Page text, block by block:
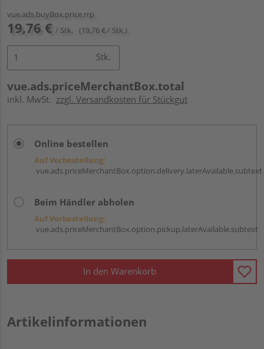
vue.ads.buyBox.price.rrp
19,76 € / Stk. (19,76 € / Stk.)
Stk.
vue.ads.priceMerchantBox.total
inkl. MwSt. zzgl. Versandkosten für Stückgut
Online bestellen
Auf Vorbestellung:
vue.ads.priceMerchantBox.option.delivery.laterAvailable.subtext
Beim Händler abholen
Auf Vorbestellung:
vue.ads.priceMerchantBox.option.pickup.laterAvailable.subtext
In den Warenkorb
Artikelinformationen